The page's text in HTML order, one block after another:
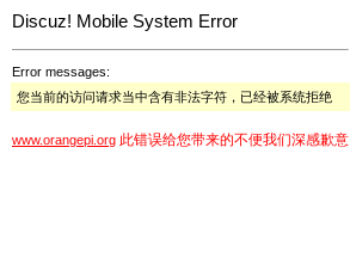
Discuz! Mobile System Error
Error messages:
您当前的访问请求当中含有非法字符，已经被系统拒绝
www.orangepi.org 此错误给您带来的不便我们深感歉意